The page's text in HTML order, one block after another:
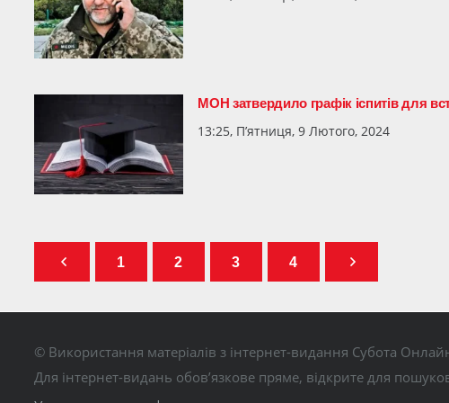
МОН затвердило графік іспитів для
13:25, П’ятниця, 9 Лютого, 2024
1 2 3 4
© Використання матеріалів з інтернет-видання Субота
Для інтернет-видань обов’язкове пряме, відкрите для